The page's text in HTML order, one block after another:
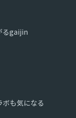
るgaijin
も気になる